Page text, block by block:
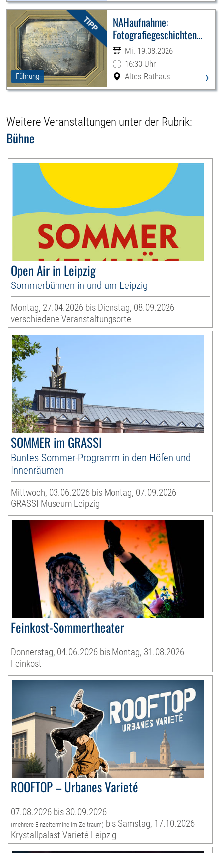
Führung
NAHaufnahme:
Fotografiegeschichten
Leipzigs
Mi. 19.08.2026
16:30 Uhr
Altes Rathaus
›
Weitere Veranstaltungen unter der Rubrik:
Bühne
Open Air in Leipzig
Sommerbühnen in und um Leipzig
Montag, 27.04.2026 bis Dienstag, 08.09.2026
verschiedene Veranstaltungsorte
SOMMER im GRASSI
Buntes Sommer-Programm in den Höfen und
Innenräumen
Mittwoch, 03.06.2026 bis Montag, 07.09.2026
GRASSI Museum Leipzig
Feinkost-Sommertheater
Donnerstag, 04.06.2026 bis Montag, 31.08.2026
Feinkost
ROOFTOP – Urbanes Varieté
07.08.2026 bis 30.09.2026
(mehrere Einzeltermine im Zeitraum) bis Samstag, 17.10.2026
Krystallpalast Varieté Leipzig